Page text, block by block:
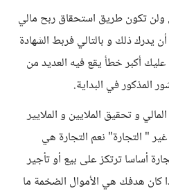
ولن تكون طريق استحقاق ربح مالي
يدرك ذلك و بالتالي فربط الشهادة
عليك أكبر خطأ يقع فيه العديد من
المذكور في البداية.
و تحقيق الملايين و الملايير
" التجارة" نعم التجارة هي
أساسا ترتكز على بيع أو تأجير
كان هدفك هي الأموال الضخمة ما